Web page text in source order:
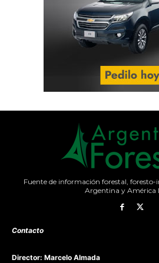
Fuente de información forestal,
Argentina y América
Contacto
Director: Marcelo Almada